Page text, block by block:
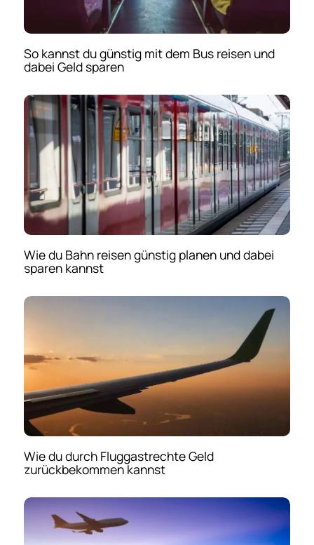
So kannst du günstig mit dem Bus reisen und
dabei Geld sparen
Wie du Bahn reisen günstig planen und dabei
sparen kannst
Wie du durch Fluggastrechte Geld
zurückbekommen kannst